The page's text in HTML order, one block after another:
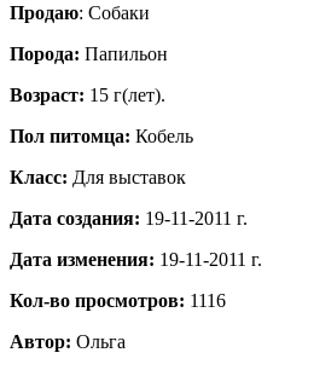
Продаю: Собаки
Порода: Папильон
Возраст: 15 г(лет).
Пол питомца: Кобель
Класс: Для выставок
Дата создания: 19-11-2011 г.
Дата изменения: 19-11-2011 г.
Кол-во просмотров: 1116
Автор: Ольга